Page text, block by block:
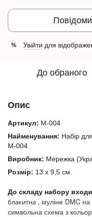
% Увійти для
До обраного
Опис
Артикул: М-004
Найменування: Набір
М-004
Виробник: Мережка
Розмір: 13 х 9,5 см.
До складу набору
блакитна , муліне DMC на
символьна схема з